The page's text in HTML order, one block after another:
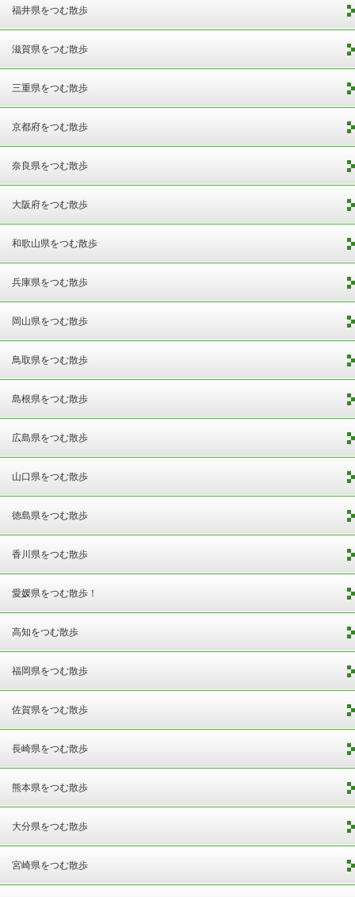
福井県をつむ散歩
滋賀県をつむ散歩
三重県をつむ散歩
京都府をつむ散歩
奈良県をつむ散歩
大阪府をつむ散歩
和歌山県をつむ散歩
兵庫県をつむ散歩
岡山県をつむ散歩
鳥取県をつむ散歩
島根県をつむ散歩
広島県をつむ散歩
山口県をつむ散歩
徳島県をつむ散歩
香川県をつむ散歩
愛媛県をつむ散歩！
高知をつむ散歩
福岡県をつむ散歩
佐賀県をつむ散歩
長崎県をつむ散歩
熊本県をつむ散歩
大分県をつむ散歩
宮崎県をつむ散歩